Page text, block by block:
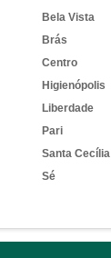
Bela Vista
Brás
Centro
Higienópolis
Liberdade
Pari
Santa Cecília
Sé